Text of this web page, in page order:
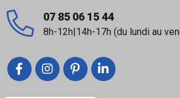
07 85 06 15 44
8h-12h|14h-17h (du lundi au